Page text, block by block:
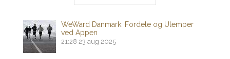
WeWard Danmark: Fordele og Ulemper
ved Appen
21:28 23 aug 2025